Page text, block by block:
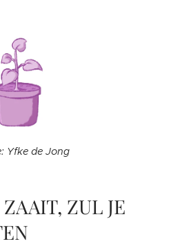
Yfke de Jong
ZAAIT, ZUL JE